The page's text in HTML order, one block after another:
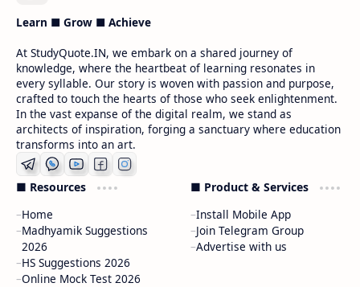
Learn ■ Grow ■ Achieve
At StudyQuote.IN, we embark on a shared journey of
knowledge, where the heartbeat of learning resonates in
every syllable. Our story is woven with passion and purpose,
crafted to touch the hearts of those who seek enlightenment.
In the vast expanse of the digital realm, we stand as
architects of inspiration, forging a sanctuary where education
transforms into an art.
■ Resources
Home
Madhyamik Suggestions
2026
HS Suggestions 2026
Online Mock Test 2026
■ Product & Services
Install Mobile App
Join Telegram Group
Advertise with us